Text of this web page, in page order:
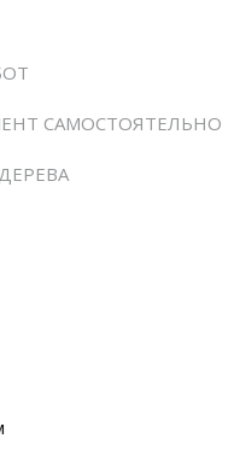
САМОСТОЯТЕЛЬНО